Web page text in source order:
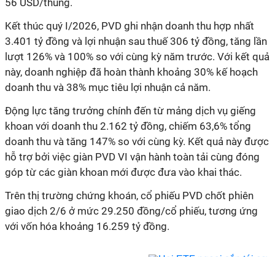
56 USD/thùng.
Kết thúc quý I/2026, PVD ghi nhận doanh thu hợp nhất
3.401 tỷ đồng và lợi nhuận sau thuế 306 tỷ đồng, tăng lần
lượt 126% và 100% so với cùng kỳ năm trước. Với kết quả
này, doanh nghiệp đã hoàn thành khoảng 30% kế hoạch
doanh thu và 38% mục tiêu lợi nhuận cả năm.
Động lực tăng trưởng chính đến từ mảng dịch vụ giếng
khoan với doanh thu 2.162 tỷ đồng, chiếm 63,6% tổng
doanh thu và tăng 147% so với cùng kỳ. Kết quả này được
hỗ trợ bởi việc giàn PVD VI vận hành toàn tải cùng đóng
góp từ các giàn khoan mới được đưa vào khai thác.
Trên thị trường chứng khoán, cổ phiếu PVD chốt phiên
giao dịch 2/6 ở mức 29.250 đồng/cổ phiếu, tương ứng
với vốn hóa khoảng 16.259 tỷ đồng.